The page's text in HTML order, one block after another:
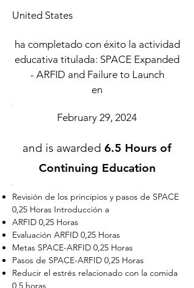
United States
ha completado con éxito la actividad
educativa titulada: SPACE Expanded
- ARFID and Failure to Launch
en
February 29, 2024
and is awarded 6.5 Hours of
Continuing Education
Revisión de los principios y pasos de SPACE
0,25 Horas Introducción a
ARFID 0,25 Horas
Evaluación ARFID 0,25 Horas
Metas SPACE-ARFID 0,25 Horas
Pasos de SPACE-ARFID 0,25 Horas
Reducir el estrés relacionado con la comida
0,5 horas